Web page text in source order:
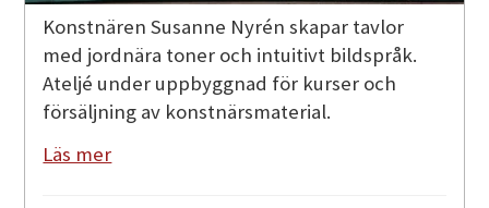
Konstnären Susanne Nyrén skapar tavlor
med jordnära toner och intuitivt bildspråk.
Ateljé under uppbyggnad för kurser och
försäljning av konstnärsmaterial.
Läs mer